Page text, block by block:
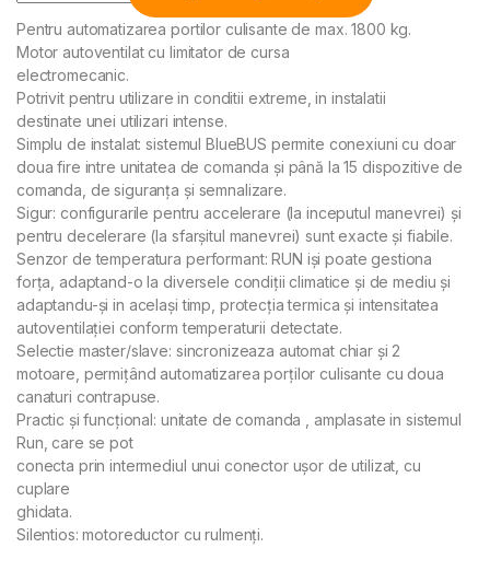
Pentru automatizarea portilor culisante de max. 1800 kg.
Motor autoventilat cu limitator de cursa
electromecanic.
Potrivit pentru utilizare in conditii extreme, in instalatii
destinate unei utilizari intense.
Simplu de instalat: sistemul BlueBUS permite conexiuni cu doar
doua fire intre unitatea de comanda și până la 15 dispozitive de
comanda, de siguranța și semnalizare.
Sigur: configurarile pentru accelerare (la inceputul manevrei) și
pentru decelerare (la sfarșitul manevrei) sunt exacte și fiabile.
Senzor de temperatura performant: RUN iși poate gestiona
forța, adaptand-o la diversele condiții climatice și de mediu și
adaptandu-și in același timp, protecția termica și intensitatea
autoventilației conform temperaturii detectate.
Selectie master/slave: sincronizeaza automat chiar și 2
motoare, permițând automatizarea porților culisante cu doua
canaturi contrapuse.
Practic și funcțional: unitate de comanda , amplasate in sistemul
Run, care se pot
conecta prin intermediul unui conector ușor de utilizat, cu
cuplare
ghidata.
Silentios: motoreductor cu rulmenți.